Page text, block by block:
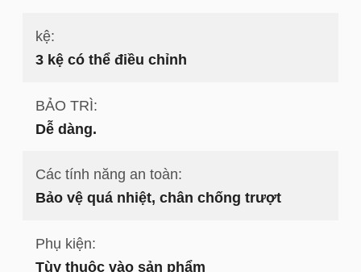
kệ:
3 kệ có thể điều chỉnh
BẢO TRÌ:
Dễ dàng.
Các tính năng an toàn:
Bảo vệ quá nhiệt, chân chống trượt
Phụ kiện:
Tùy thuộc vào sản phẩm